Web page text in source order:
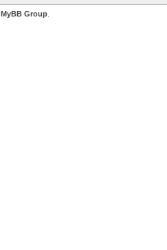
MyBB Group